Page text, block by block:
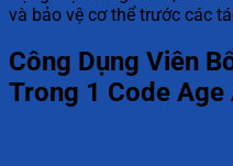
và bảo vệ cơ thể trước các
Công Dụng Viên
Trong 1 Code